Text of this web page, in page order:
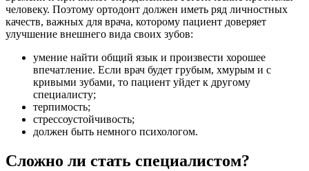
человеку. Поэтому ортодонт должен иметь ряд личностных
качеств, важных для врача, которому пациент доверяет
улучшение внешнего вида своих зубов:
умение найти общий язык и произвести хорошее
впечатление. Если врач будет грубым, хмурым и с
кривыми зубами, то пациент уйдет к другому
специалисту;
терпимость;
стрессоустойчивость;
должен быть немного психологом.
Сложно ли стать специалистом?